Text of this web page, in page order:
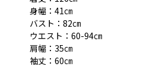
身幅：41㎝
バスト：82㎝
ウエスト：60-94㎝
肩幅：35㎝
袖丈：60㎝